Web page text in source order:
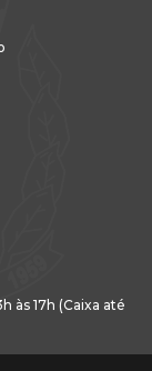
às 17h (Caixa até